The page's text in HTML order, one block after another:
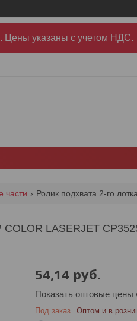
Цены указаны c учетом НДС.
части
LASERJET
54,14 руб.
Показать оптовые цены
Под заказ Оптом и в